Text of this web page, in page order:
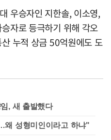
우승자인 지한솔, 이소영,
자로 등극하기 위해 각오
누적 상금 50억원에도 도
, 새 출발했다
왜 성형미인이라고 하냐"